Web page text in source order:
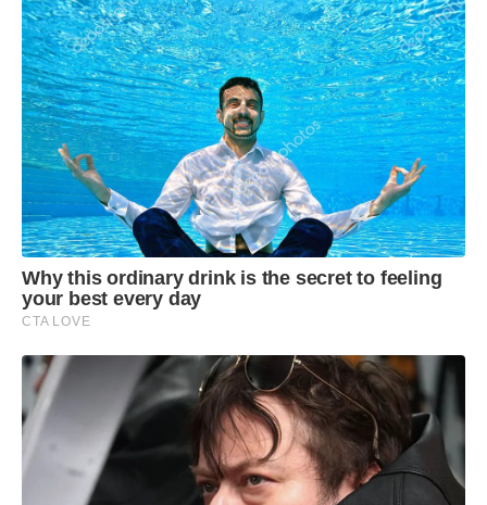
Why this ordinary drink is the secret to feeling
your best every day
CTA LOVE